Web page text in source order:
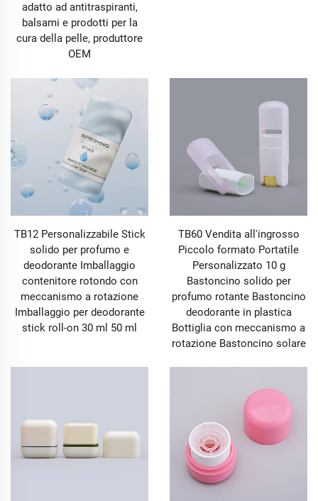
adatto ad antitraspiranti,
balsami e prodotti per la
cura della pelle, produttore
OEM
TB12 Personalizzabile Stick
solido per profumo e
deodorante Imballaggio
contenitore rotondo con
meccanismo a rotazione
Imballaggio per deodorante
stick roll-on 30 ml 50 ml
TB60 Vendita all'ingrosso
Piccolo formato Portatile
Personalizzato 10 g
Bastoncino solido per
profumo rotante Bastoncino
deodorante in plastica
Bottiglia con meccanismo a
rotazione Bastoncino solare